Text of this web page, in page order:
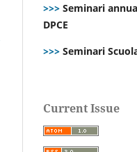
>>> Seminari
DPCE
>>> Seminari
Current Issue